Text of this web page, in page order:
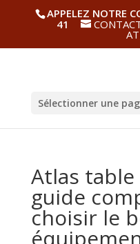
APPELEZ NOTRE
41
Sélectionner une
Atlas
guide
choisir le